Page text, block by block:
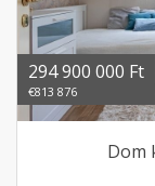
294 900 000 Ft
€813 876
Dom